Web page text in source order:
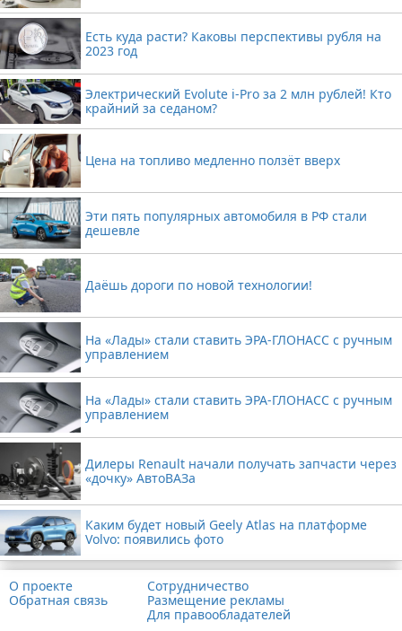
Есть куда расти? Каковы перспективы рубля на
2023 год
Электрический Evolute i-Pro за 2 млн рублей! Кто
крайний за седаном?
Цена на топливо медленно ползёт вверх
Эти пять популярных автомобиля в РФ стали
дешевле
Даёшь дороги по новой технологии!
На «Лады» стали ставить ЭРА-ГЛОНАСС с ручным
управлением
На «Лады» стали ставить ЭРА-ГЛОНАСС с ручным
управлением
Дилеры Renault начали получать запчасти через
«дочку» АвтоВАЗа
Каким будет новый Geely Atlas на платформе
Volvo: появились фото
О проекте
Обратная связь
Сотрудничество
Размещение рекламы
Для правообладателей